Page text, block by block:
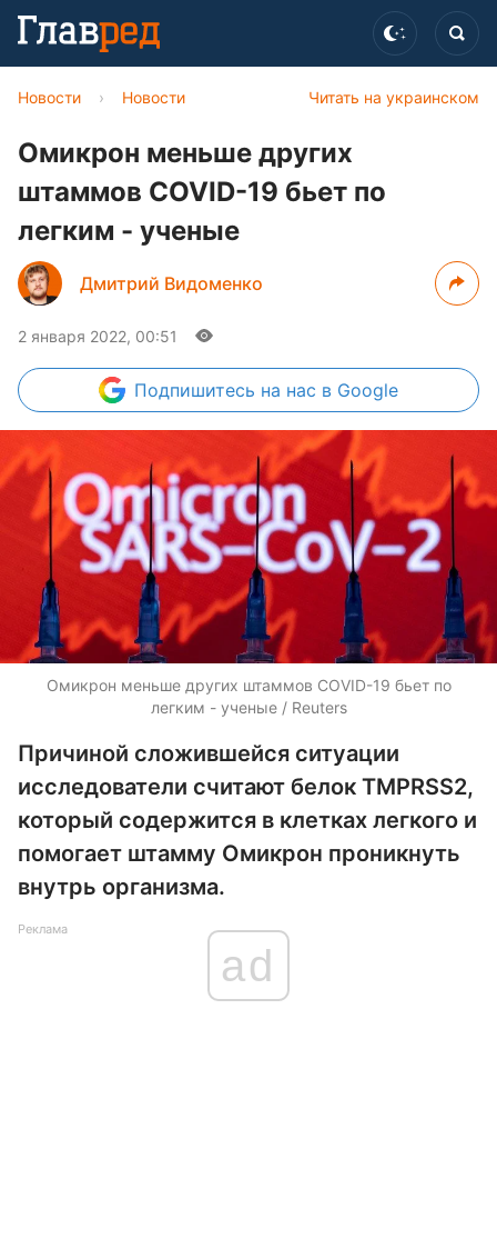
Читать на украинском
Новости › Новости
Омикрон меньше других
штаммов COVID-19 бьет по
легким - ученые
Дмитрий Видоменко
2 января 2022, 00:51
Подпишитесь на нас в Google
Омикрон меньше других штаммов COVID-19 бьет по
легким - ученые / Reuters
Причиной сложившейся ситуации
исследователи считают белок TMPRSS2,
который содержится в клетках легкого и
помогает штамму Омикрон проникнуть
внутрь организма.
Реклама
ad